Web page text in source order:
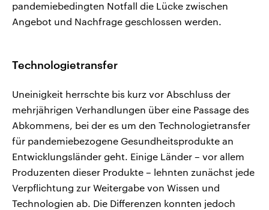
pandemiebedingten Notfall die Lücke zwischen
Angebot und Nachfrage geschlossen werden.
Technologietransfer
Uneinigkeit herrschte bis kurz vor Abschluss der
mehrjährigen Verhandlungen über eine Passage des
Abkommens, bei der es um den Technologietransfer
für pandemiebezogene Gesundheitsprodukte an
Entwicklungsländer geht. Einige Länder – vor allem
Produzenten dieser Produkte – lehnten zunächst jede
Verpflichtung zur Weitergabe von Wissen und
Technologien ab. Die Differenzen konnten jedoch